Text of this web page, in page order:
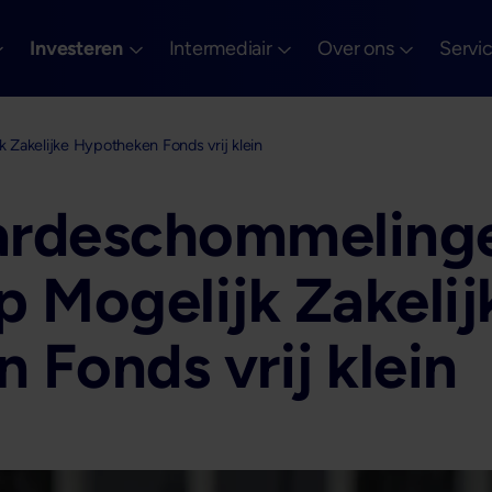
Investeren Intermediair Over ons
Zakelijke Hypotheken Fonds vrij klein
Mogelijk
Fonds vrij klein